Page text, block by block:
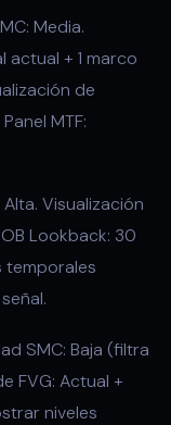
Media.
actual + 1 marco
de
MTF:
Visualización
Lookback: 30
temporales
SMC: Baja (filtra
FVG: Actual +
niveles